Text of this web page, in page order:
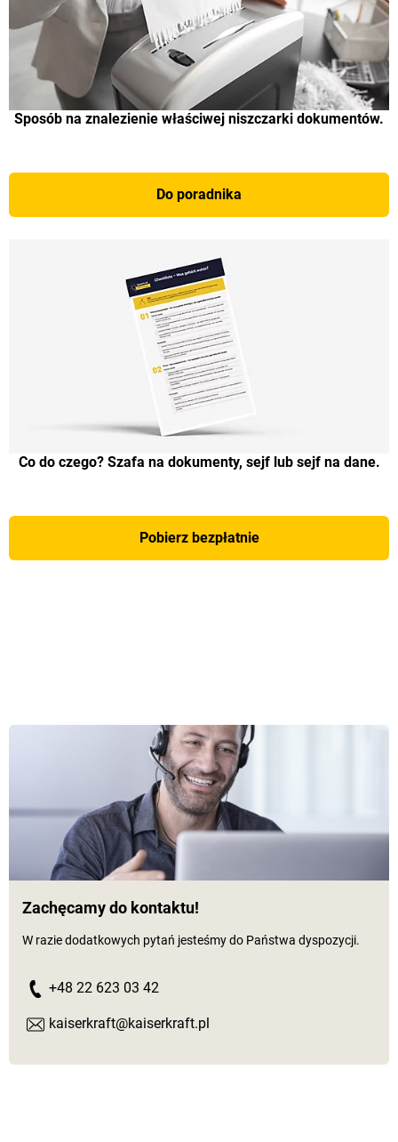
Sposób na znalezienie właściwej niszczarki dokumentów.
Do poradnika
Co do czego? Szafa na dokumenty, sejf lub sejf na dane.
Pobierz bezpłatnie
Zachęcamy do kontaktu!
W razie dodatkowych pytań jesteśmy do Państwa dyspozycji.
+48 22 623 03 42
kaiserkraft@kaiserkraft.pl